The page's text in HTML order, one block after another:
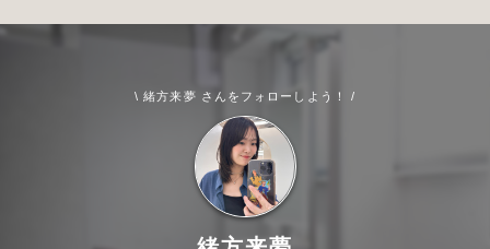
\ 緒方来夢 さんをフォローしよう！ /